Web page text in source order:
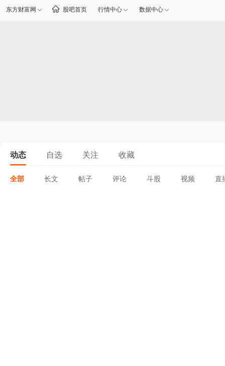
东方财富网 股吧首页 行情中心 数据中心
动态 自选 关注 收藏
全部 长文 帖子 评论 斗股 视频 直